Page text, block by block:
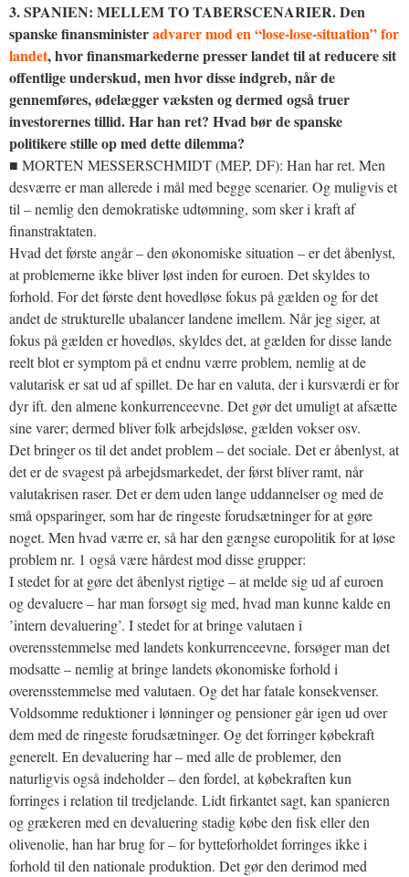
3. SPANIEN: MELLEM TO TABERSCENARIER. Den
spanske finansministeradvarer mod en “lose-lose-situation” for
landet, hvor finansmarkederne presser landet til at reducere sit
offentlige underskud, men hvor disse indgreb, når de
gennemføres, ødelægger væksten og dermed også truer
investorernes tillid. Har han ret? Hvad bør de spanske
politikere stille op med dette dilemma?
■ MORTEN MESSERSCHMIDT (MEP, DF): Han har ret. Men
desværre er man allerede i mål med begge scenarier. Og muligvis et
til – nemlig den demokratiske udtømning, som sker i kraft af
finanstraktaten.
Hvad det første angår – den økonomiske situation – er det åbenlyst,
at problemerne ikke bliver løst inden for euroen. Det skyldes to
forhold. For det første dent hovedløse fokus på gælden og for det
andet de strukturelle ubalancer landene imellem. Når jeg siger, at
fokus på gælden er hovedløs, skyldes det, at gælden for disse lande
reelt blot er symptom på et endnu værre problem, nemlig at de
valutarisk er sat ud af spillet. De har en valuta, der i kursværdi er for
dyr ift. den almene konkurrenceevne. Det gør det umuligt at afsætte
sine varer; dermed bliver folk arbejdsløse, gælden vokser osv.
Det bringer os til det andet problem – det sociale. Det er åbenlyst, at
det er de svagest på arbejdsmarkedet, der først bliver ramt, når
valutakrisen raser. Det er dem uden lange uddannelser og med de
små opsparinger, som har de ringeste forudsætninger for at gøre
noget. Men hvad værre er, så har den gængse europolitik for at løse
problem nr. 1 også være hårdest mod disse grupper:
I stedet for at gøre det åbenlyst rigtige – at melde sig ud af euroen
og devaluere – har man forsøgt sig med, hvad man kunne kalde en
’intern devaluering’. I stedet for at bringe valutaen i
overensstemmelse med landets konkurrenceevne, forsøger man det
modsatte – nemlig at bringe landets økonomiske forhold i
overensstemmelse med valutaen. Og det har fatale konsekvenser.
Voldsomme reduktioner i lønninger og pensioner går igen ud over
dem med de ringeste forudsætninger. Og det forringer købekraft
generelt. En devaluering har – med alle de problemer, den
naturligvis også indeholder – den fordel, at købekraften kun
forringes i relation til tredjelande. Lidt firkantet sagt, kan spanieren
og grækeren med en devaluering stadig købe den fisk eller den
olivenolie, han har brug for – for bytteforholdet forringes ikke i
forhold til den nationale produktion. Det gør den derimod med